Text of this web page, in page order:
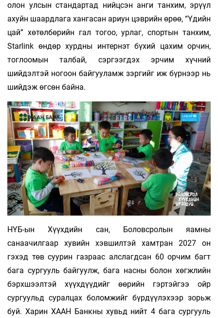
олон улсын стандартад нийцсэн анги танхим, эрүүл
ахуйн шаардлага хангасан ариун цэврийн өрөө, “Үдийн
цай” хөтөлбөрийн гал тогоо, урлаг, спортын танхим,
Starlink өндөр хурдны интернэт бүхий цахим орчин,
тоглоомын талбай, сэргээгдэх эрчим хүчний
шийдэлтэй ногоон байгууламж зэргийг иж бүрнээр нь
шийдэж өгсөн байна.
НҮБ-ын Хүүхдийн сан, Боловсролын яамны
санаачилгаар хувийн хэвшилтэй хамтран 2027 он
гэхэд төв суурин газраас алслагдсан 60 орчим багт
бага сургууль байгуулж, бага насны болон хөгжлийн
бэрхшээлтэй хүүхдүүдийг өөрийн гэртэйгээ ойр
сургуульд суралцах боломжийг бүрдүүлэхээр зорьж
буй. Харин ХААН Банкны хувьд нийт 4 бага сургууль